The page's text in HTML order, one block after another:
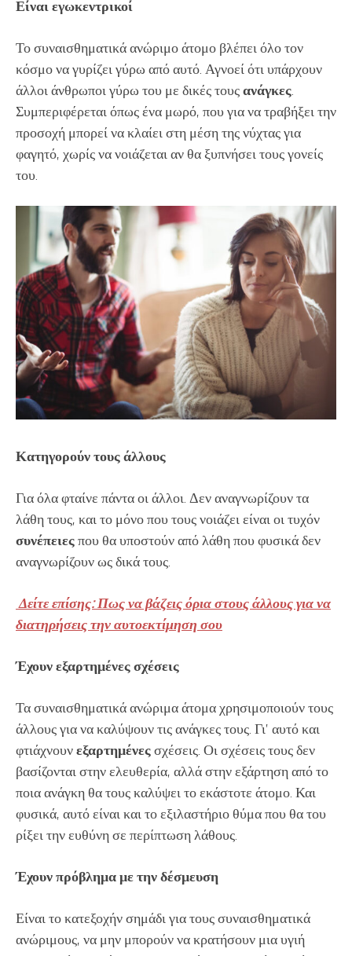
Είναι εγωκεντρικοί
Το συναισθηματικά ανώριμο άτομο βλέπει όλο τον
κόσμο να γυρίζει γύρω από αυτό. Αγνοεί ότι υπάρχουν
άλλοι άνθρωποι γύρω του με δικές τουςανάγκες.
Συμπεριφέρεται όπως ένα μωρό, που για να τραβήξει την
προσοχή μπορεί να κλαίει στη μέση της νύχτας για
φαγητό, χωρίς να νοιάζεται αν θα ξυπνήσει τους γονείς
του.
Κατηγορούν τους άλλους
Για όλα φταίνε πάντα οι άλλοι. Δεν αναγνωρίζουν τα
λάθη τους, και το μόνο που τους νοιάζει είναι οι τυχόν
συνέπειεςπου θα υποστούν από λάθη που φυσικά δεν
αναγνωρίζουν ως δικά τους.
Δείτε επίσης: Πως να βάζεις όρια στους άλλους για να
διατηρήσεις την αυτοεκτίμηση σου
Έχουν εξαρτημένες σχέσεις
Τα συναισθηματικά ανώριμα άτομα χρησιμοποιούν τους
άλλους για να καλύψουν τις ανάγκες τους. Γι’ αυτό και
φτιάχνουνεξαρτημένεςσχέσεις. Οι σχέσεις τους δεν
βασίζονται στην ελευθερία, αλλά στην εξάρτηση από το
ποια ανάγκη θα τους καλύψει το εκάστοτε άτομο. Και
φυσικά, αυτό είναι και το εξιλαστήριο θύμα που θα του
ρίξει την ευθύνη σε περίπτωση λάθους.
Έχουν πρόβλημα με την δέσμευση
Είναι το κατεξοχήν σημάδι για τους συναισθηματικά
ανώριμους, να μην μπορούν να κρατήσουν μια υγιή